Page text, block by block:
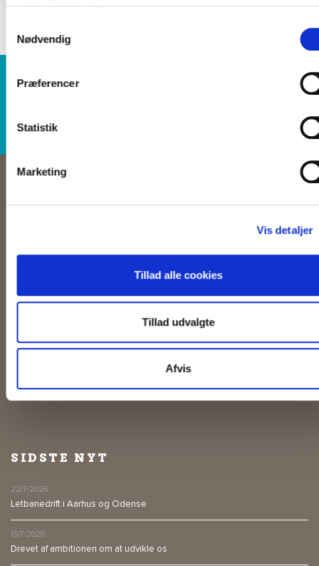
Nødvendig
Præferencer
Statistik
Marketing
Vis detaljer
Tillad alle cookies
Tillad udvalgte
Afvis
Keolis er en af de førende leverandører af kollektiv trafik i Danmark - og i
resten af verden. Vi leverer kollektiv transport af høj kvalitet med fokus
FIND OS
SIDSTE NYT
22/7/2026
Letbanedrift i Aarhus og Odense
15/7/2026
Drevet af ambitionen om at udvikle os